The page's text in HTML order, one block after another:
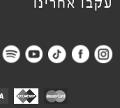
עקבו אחרינו